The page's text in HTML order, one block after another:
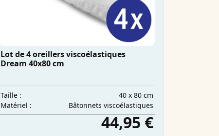
Lot de 4 oreillers viscoélastiques
Dream 40x80 cm
Taille :
40 x 80 cm
Matériel :
Bâtonnets viscoélastiques
44,95 €